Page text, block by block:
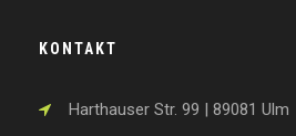
KONTAKT
Harthauser Str. 99 | 89081 Ulm